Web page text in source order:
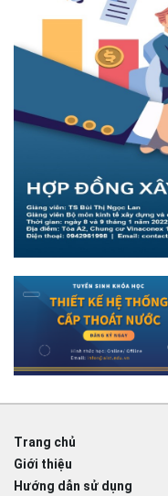
Trang chủ
Giới thiệu
Hướng dẫn sử dụng